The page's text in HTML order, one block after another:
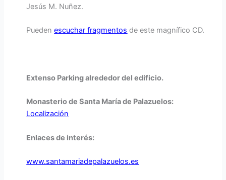
Jesús M. Nuñez.
Puedenescuchar fragmentos de este magnífico CD.
Extenso Parking alrededor del edificio.
Monasterio de Santa María de Palazuelos:
Localización
Enlaces de interés:
www.santamariadepalazuelos.es